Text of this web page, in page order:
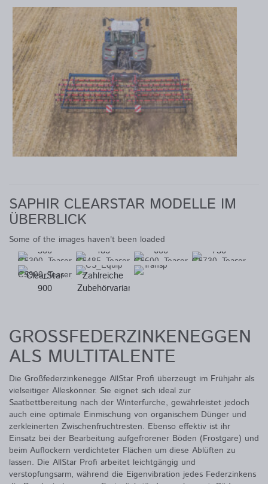
SAPHIR CLEARSTAR MODELLE IM
ÜBERBLICK
Some of the images haven't been loaded
ClearStar
300
ClearStar
485
ClearStar
600
730
ClearStar
900
Zahlreiche
Zubehörvarianten
GROSSFEDERZINKENEGGEN A
LS MULTITALENTE
Die Großfederzinkenegge AllStar Profi überzeugt im Frühjahr als
vielseitiger Alleskönner. Sie eignet sich ideal zur
Saatbettbereitung nach der Winterfurche, gewährleistet jedoch
auch eine optimale Einmischung von organischem Dünger und
zerkleinerten Zwischenfruchtresten. Ebenso effektiv ist ihr
Einsatz bei der Bearbeitung aufgefrorener Böden (Frostgare) und
beim Auflockern verdichteter Flächen um diese Ablüften zu
lassen. Die AllStar Profi arbeitet leichtgängig und
verstopfungsarm, während die Eigenvibration jedes Federzinkens